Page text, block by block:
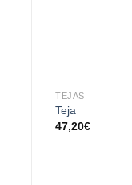
TEJAS
Teja
47,20€